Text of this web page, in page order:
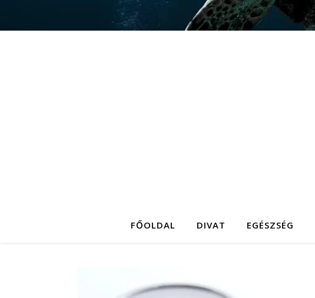
FŐOLDAL DIVAT EGÉSZSÉG